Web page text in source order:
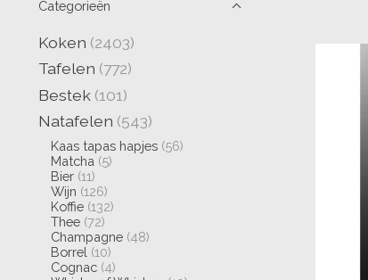
Categorieën
Koken (2403)
Tafelen (772)
Bestek (101)
Natafelen (543)
Kaas tapas hapjes (56)
Matcha (5)
Bier (11)
Wijn (126)
Koffie (132)
Thee (72)
Champagne (48)
Borrel (10)
Cognac (4)